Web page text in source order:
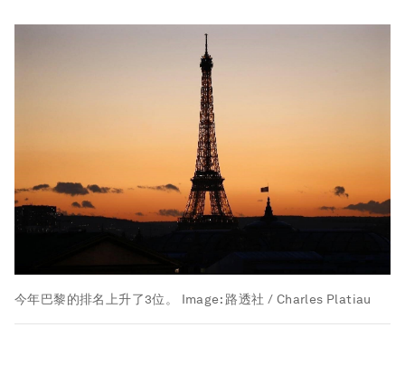
今年巴黎的排名上升了3位。 Image: 路透社 / Charles Platiau